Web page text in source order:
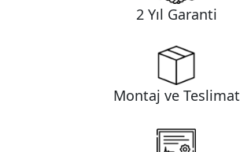
2 Yıl Garanti
Montaj ve Teslimat